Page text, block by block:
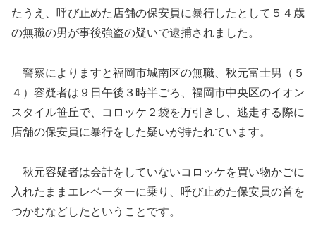
たうえ、呼び止めた店舗の保安員に暴行したとして５４歳
の無職の男が事後強盗の疑いで逮捕されました。
警察によりますと福岡市城南区の無職、秋元富士男（５
４）容疑者は９日午後３時半ごろ、福岡市中央区のイオン
スタイル笹丘で、コロッケ２袋を万引きし、逃走する際に
店舗の保安員に暴行をした疑いが持たれています。
秋元容疑者は会計をしていないコロッケを買い物かごに
入れたままエレベーターに乗り、呼び止めた保安員の首を
つかむなどしたということです。